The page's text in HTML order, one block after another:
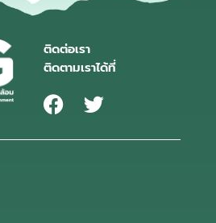
ติดต่อเรา
ติดตามเราได้ที่